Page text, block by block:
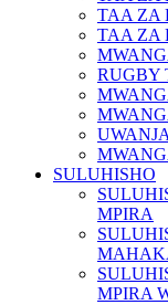
TAA ZA
TAA ZA
RUGBY
SULUHISHO
MPIRA
MPIRA